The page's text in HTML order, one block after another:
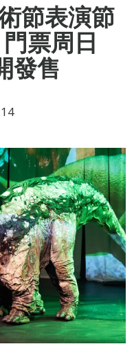
節表演節
票周日
發售